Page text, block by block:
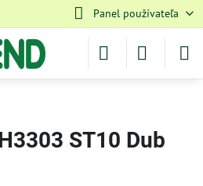
Panel používateľa
ST10 Dub